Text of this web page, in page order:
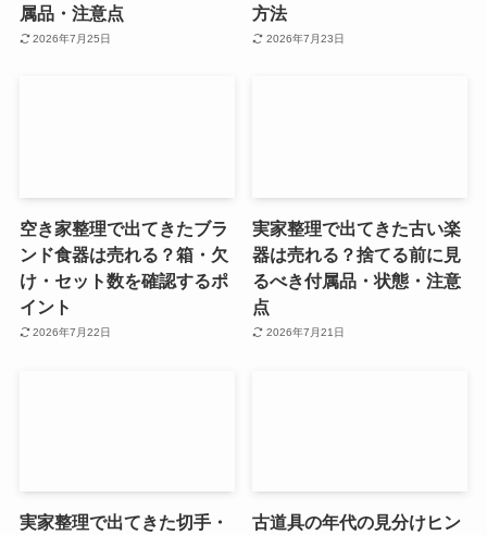
属品・注意点
2026年7月25日
方法
2026年7月23日
空き家整理で出てきたブラ
ンド食器は売れる？箱・欠
け・セット数を確認するポ
イント
2026年7月22日
実家整理で出てきた古い楽
器は売れる？捨てる前に見
るべき付属品・状態・注意
点
2026年7月21日
実家整理で出てきた切手・ 古道具の年代の見分けヒン